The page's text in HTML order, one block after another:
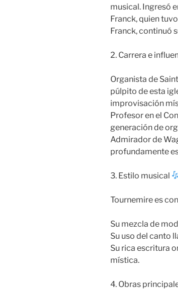
musical. Ingresó
Franck, quien
Franck, continuó
2. Carrera e
Organista de
púlpito de esta
improvisación
Profesor en el
generación de
Admirador de
profundamente
3. Estilo musical
Tournemire es
Su mezcla de
Su uso del canto
Su rica escritura
mística.
4. Obras